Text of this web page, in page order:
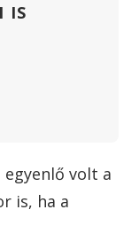
IS
volt a
is, ha a